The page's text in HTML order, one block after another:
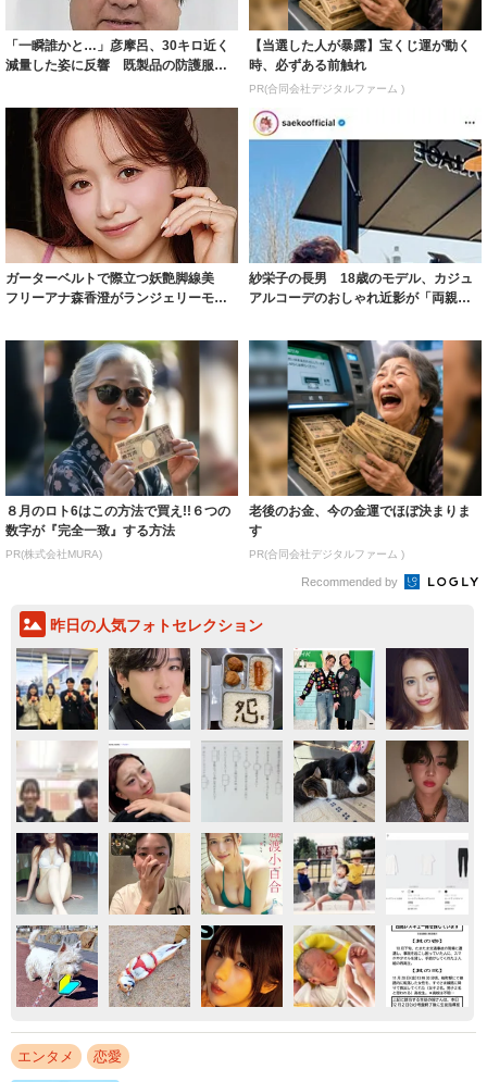
「一瞬誰かと…」彦摩呂、30キロ近く
減量した姿に反響 既製品の防護服が
【当選した人が暴露】宝くじ運が動く
時、必ずある前触れ
PR(合同会社デジタルファーム )
ガーターベルトで際立つ妖艶脚線美
フリーアナ森香澄がランジェリーモデ
紗栄子の長男 18歳のモデル、カジュ
アルコーデのおしゃれ近影が「両親の
８月のロト6はこの方法で買え!!６つの
数字が『完全一致』する方法
PR(株式会社MURA)
老後のお金、今の金運でほぼ決まりま
す
PR(合同会社デジタルファーム )
Recommended by
昨日の人気フォトセレクション
エンタメ 恋愛